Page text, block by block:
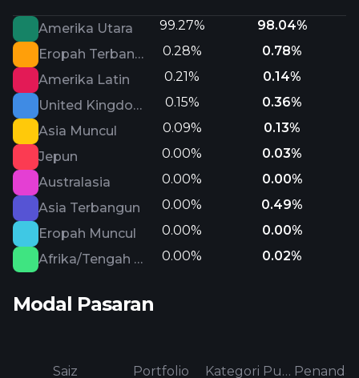
Amerika Utara 99.27%
98.04%
Eropah Terbangun
0.28%
0.78%
Amerika Latin
0.21%
0.14%
United Kingdom
0.15%
0.36%
Asia Muncul
0.09%
0.13%
Jepun
0.00%
0.03%
Australasia
0.00%
0.00%
Asia Terbangun
0.00%
0.49%
Eropah Muncul
0.00%
0.00%
Afrika/Tengah Timur
0.00% 0.02%
Modal Pasaran
Saiz Portfolio Kategori Purata Penanda